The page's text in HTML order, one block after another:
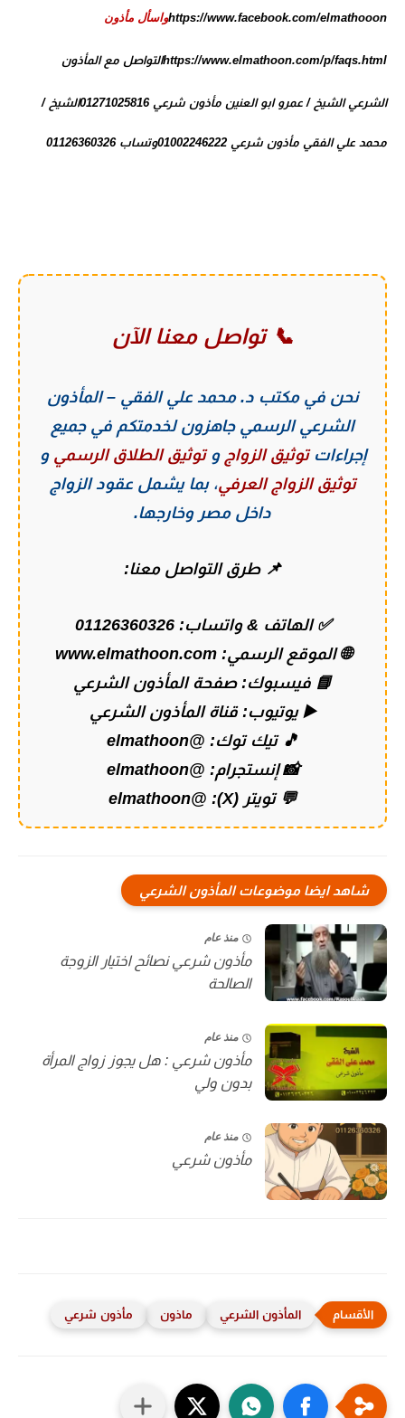
https://www.facebook.com/elmathooonواسأل مأذون
https://www.elmathoon.com/p/faqs.htmlالتواصل مع المأذون
الشرعي الشيخ / عمرو ابو العنين مأذون شرعي 01271025816 الشيخ /
محمد علي الفقي مأذون شرعي 01002246222 وتساب 01126360326
📞 تواصل معنا الآن
نحن فيمكتب د. محمد علي الفقي – المأذون
الشرعي الرسمي جاهزون لخدمتكم في جميع
إجراءاتتوثيق الزواج وتوثيق الطلاق الرسمي و
توثيق الزواج العرفي، بما يشمل عقود الزواج
داخل مصر وخارجها.
📌 طرق التواصل معنا:
✅ الهاتف & واتساب:01126360326
🌐 الموقع الرسمي:www.elmathoon.com
📘 فيسبوك:صفحة المأذون الشرعي
▶️ يوتيوب:قناة المأذون الشرعي
🎵 تيك توك: @elmathoon
📸 إنستجرام: @elmathoon
💬 تويتر (X):
@elmathoon
شاهد ايضا موضوعات المأذون الشرعي
منذ عام
مأذون شرعي نصائح اختيار الزوجة
الصالحة
منذ عام
مأذون شرعي : هل يجوز زواج المرأة
بدون ولي
منذ عام
مأذون شرعي
المأذون الشرعي ماذون مأذون شرعي